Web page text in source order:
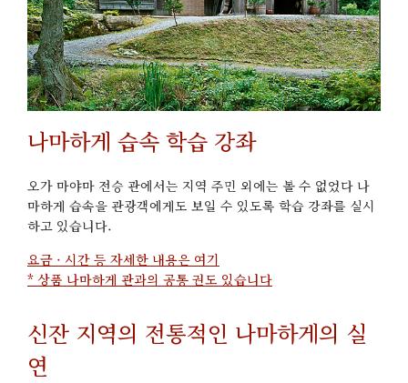
나마하게 습속 학습 강좌
오가 마야마 전승 관에서는 지역 주민 외에는 볼 수 없었다 나
마하게 습속을 관광객에게도 보일 수 있도록 학습 강좌를 실시
하고 있습니다.
요금 · 시간 등 자세한 내용은 여기
* 상품 나마하게 관과의 공통 권도 있습니다
신잔 지역의 전통적인 나마하게의 실
연